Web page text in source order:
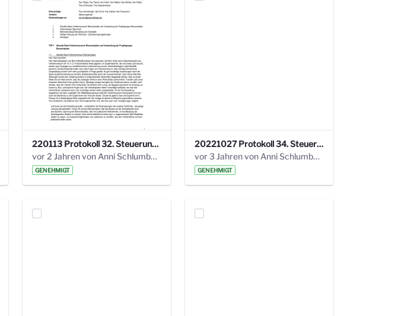
220113 Protokoll 32. Steuerungskreis.pdf
vor 2 Jahren von Anni Schlumberger
GENEHMIGT
20221027 Protokoll 34. Steuerungskreis.pdf
vor 3 Jahren von Anni Schlumberger
GENEHMIGT